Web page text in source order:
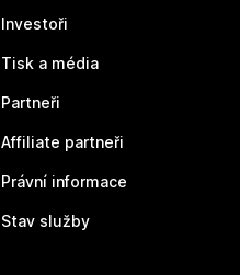
Investoři
Tisk a média
Partneři
Affiliate partneři
Právní informace
Stav služby